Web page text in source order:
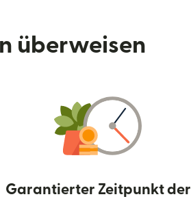
überweisen
Garantierter Zeitpunkt der